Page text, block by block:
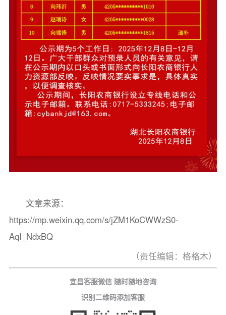
文章来源：
https://mp.weixin.qq.com/s/jZM1KoCWWzS0-
AqI_NdxBQ
（责任编辑：格格木）
宜昌客服微信 随时随地咨询
识别二维码添加客服